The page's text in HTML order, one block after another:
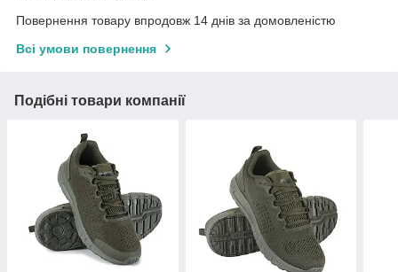
Повернення товару впродовж 14 днів за домовленістю
Всі умови повернення
Подібні товари компанії